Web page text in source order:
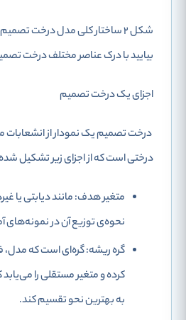
شکل 2 ساختار کلی مدل درخت
بیایید با درک عناصر مختلف درخت
اجزای یک درخت تصمیم
درخت تصمیم یک نمودار از انشعابات
درختی است که از اجزای زیر تشکیل
متغیر هدف: مانند دیابتی یا
نحوه‌ی توزیع آن در نمونه‌های
گره ریشه: گره‌ای است که مدل،
کرده و متغیر مستقلی را
به بهترین نحو تقسیم کند.